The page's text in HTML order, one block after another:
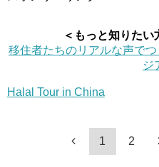
＜もっと知りたい
移住者たちのリアルな声で
ジ
Halal Tour in China
1 2